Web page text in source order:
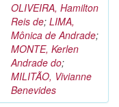
OLIVEIRA, Hamilton
Reis de; LIMA,
Mônica de Andrade;
MONTE, Kerlen
Andrade do;
MILITÃO, Vivianne
Benevides